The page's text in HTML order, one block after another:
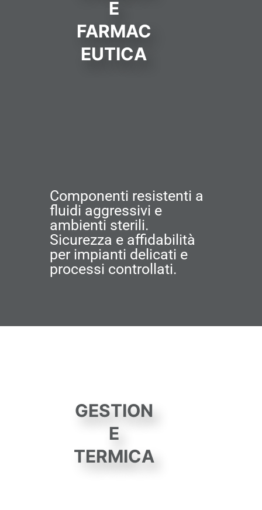
E
FARMAC
EUTICA
Componenti resistenti a
fluidi aggressivi e
ambienti sterili.
Sicurezza e affidabilità
per impianti delicati e
processi controllati.
GESTION
E
TERMICA